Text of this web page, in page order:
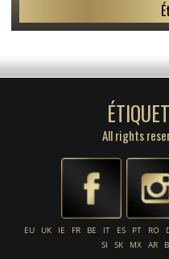
All rights
EU UK IE FR BE IT ES PT RO
SI
SK MX AR